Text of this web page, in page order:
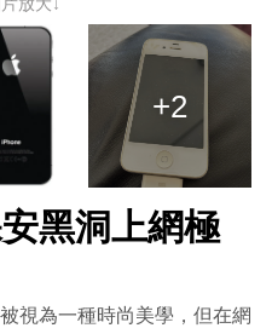
+2
黑洞上網極
視為一種時尚美學，但在網